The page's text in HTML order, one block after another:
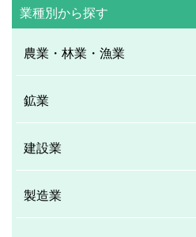
業種別から探す
農業・林業・漁業
鉱業
建設業
製造業